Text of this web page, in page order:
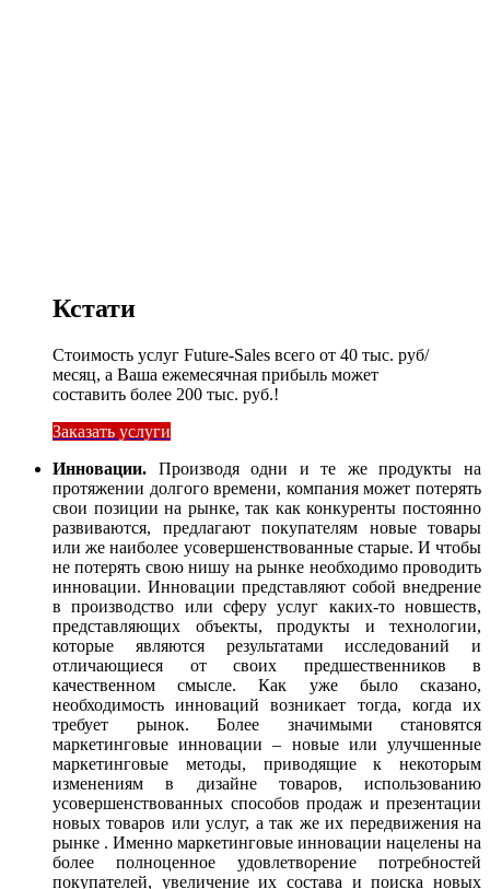
Кстати
Стоимость услуг Future-Sales всего от 40 тыс. руб/
месяц, а Ваша ежемесячная прибыль может
составить более 200 тыс. руб.!
Заказать услуги
Инновации. Производя одни и те же продукты на
протяжении долгого времени, компания может потерять
свои позиции на рынке, так как конкуренты постоянно
развиваются, предлагают покупателям новые товары
или же наиболее усовершенствованные старые. И чтобы
не потерять свою нишу на рынке необходимо проводить
инновации. Инновации представляют собой внедрение
в производство или сферу услуг каких-то новшеств,
представляющих объекты, продукты и технологии,
которые являются результатами исследований и
отличающиеся от своих предшественников в
качественном смысле. Как уже было сказано,
необходимость инноваций возникает тогда, когда их
требует рынок. Более значимыми становятся
маркетинговые инновации – новые или улучшенные
маркетинговые методы, приводящие к некоторым
изменениям в дизайне товаров, использованию
усовершенствованных способов продаж и презентации
новых товаров или услуг, а так же их передвижения на
рынке . Именно маркетинговые инновации нацелены на
более полноценное удовлетворение потребностей
покупателей, увеличение их состава и поиска новых